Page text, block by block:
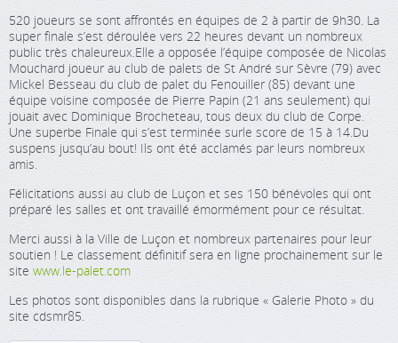
520 joueurs se sont affrontés en équipes de 2 à partir de 9h30. La
super finale s’est déroulée vers 22 heures devant un nombreux
public très chaleureux.Elle a opposée l’équipe composée de Nicolas
Mouchard joueur au club de palets de St André sur Sèvre (79) avec
Mickel Besseau du club de palet du Fenouiller (85) devant une
équipe voisine composée de Pierre Papin (21 ans seulement) qui
jouait avec Dominique Brocheteau, tous deux du club de Corpe.
Une superbe Finale qui s’est terminée surle score de 15 à 14.Du
suspens jusqu’au bout! Ils ont été acclamés par leurs nombreux
amis.
Félicitations aussi au club de Luçon et ses 150 bénévoles qui ont
préparé les salles et ont travaillé émormément pour ce résultat.
Merci aussi à la Ville de Luçon et nombreux partenaires pour leur
soutien ! Le classement définitif sera en ligne prochainement sur le
site www.le-palet.com
Les photos sont disponibles dans la rubrique « Galerie Photo » du
site cdsmr85.